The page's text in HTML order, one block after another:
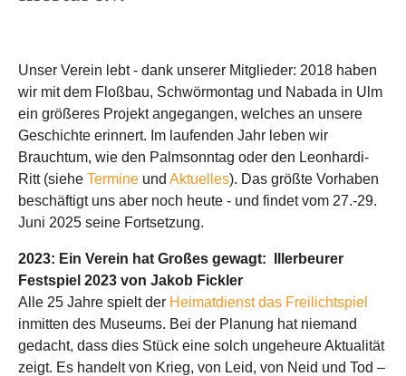
Unser Verein lebt - dank unserer Mitglieder: 2018 haben
wir mit dem Floßbau, Schwörmontag und Nabada in Ulm
ein größeres Projekt angegangen, welches an unsere
Geschichte erinnert. Im laufenden Jahr leben wir
Brauchtum, wie den Palmsonntag oder den Leonhardi-
Ritt (siehe Termine und Aktuelles). Das größte Vorhaben
beschäftigt uns aber noch heute - und findet vom 27.-29.
Juni 2025 seine Fortsetzung.
2023: Ein Verein hat Großes gewagt: Illerbeurer
Festspiel 2023 von Jakob Fickler
Alle 25 Jahre spielt der Heimatdienst das Freilichtspiel
inmitten des Museums. Bei der Planung hat niemand
gedacht, dass dies Stück eine solch ungeheure Aktualität
zeigt. Es handelt von Krieg, von Leid, von Neid und Tod –